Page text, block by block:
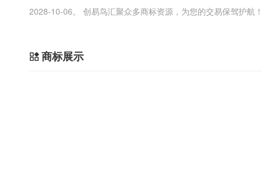
2028-10-06。 创易鸟汇聚众多商标资源，为您的交易保驾护航
商标展示